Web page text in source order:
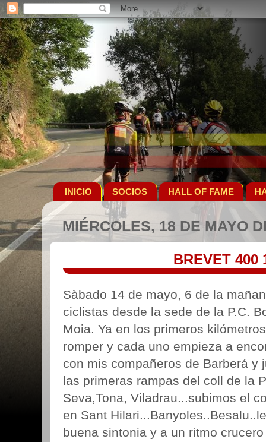
INICIO SOCIOS HALL OF FAME
MIÉRCOLES, 18 DE MAYO
BREVET 400
Sàbado 14 de mayo, 6 de la
ciclistas desde la sede de la P.C.
Moia. Ya en los primeros
romper y cada uno empieza a
con mis compañeros de Barberá y
las primeras rampas del coll de la
Seva,Tona, Viladrau...subimos el
en Sant
buena sintonia y a un ritmo